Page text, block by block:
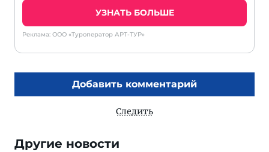
УЗНАТЬ БОЛЬШЕ
Реклама: ООО «Туроператор АРТ-ТУР»
Добавить комментарий
Следить
Другие новости